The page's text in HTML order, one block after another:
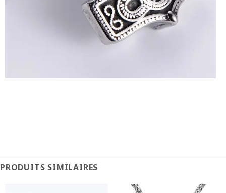
PRODUITS SIMILAIRES